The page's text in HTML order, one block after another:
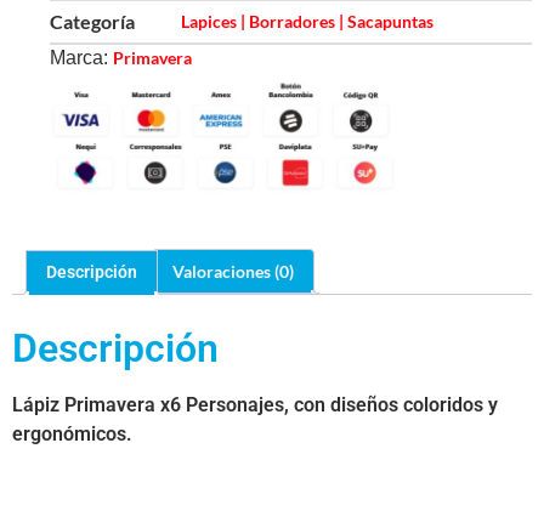
Categoría
Lapices | Borradores | Sacapuntas
Marca: Primavera
Descripción Valoraciones (0)
Descripción
Lápiz Primavera x6 Personajes, con diseños coloridos y
ergonómicos.